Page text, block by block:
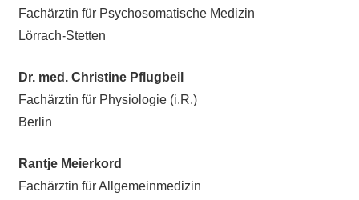
Fachärztin für Psychosomatische Medizin
Lörrach-Stetten
Dr. med. Christine Pflugbeil
Fachärztin für Physiologie (i.R.)
Berlin
Rantje Meierkord
Fachärztin für Allgemeinmedizin